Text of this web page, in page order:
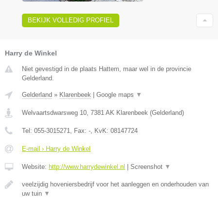
BEKIJK VOLLEDIG PROFIEL
Harry de Winkel
Niet gevestigd in de plaats Hattem, maar wel in de provincie
Gelderland.
Gelderland » Klarenbeek Google maps ▼
Welvaartsdwarsweg 10, 7381 AK Klarenbeek (Gelderland)
Tel: 055-3015271, Fax: -, KvK: 08147724
E-mail › Harry de Winkel
Website: http://www.harrydewinkel.nl Screenshot ▼
veelzijdig hoveniersbedrijf voor het aanleggen en onderhouden van
uw tuin ▼